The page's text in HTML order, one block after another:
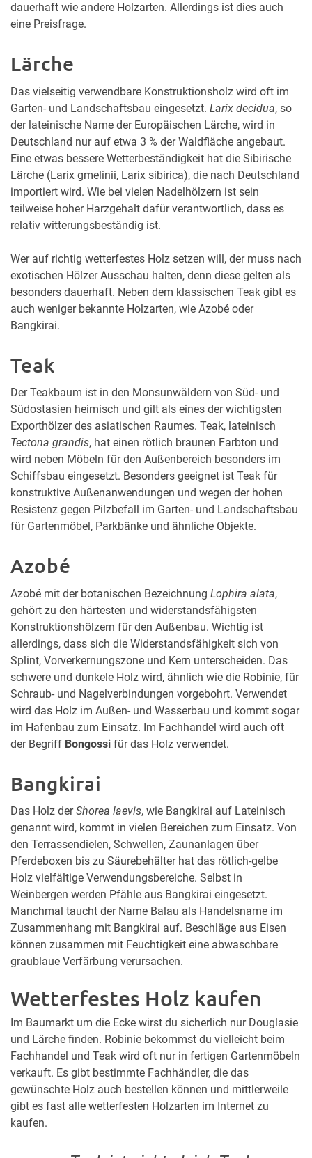
dauerhaft wie andere Holzarten. Allerdings ist dies auch
eine Preisfrage.
Lärche
Das vielseitig verwendbare Konstruktionsholz wird oft im
Garten- und Landschaftsbau eingesetzt. Larix decidua, so
der lateinische Name der Europäischen Lärche, wird in
Deutschland nur auf etwa 3 % der Waldfläche angebaut.
Eine etwas bessere Wetterbeständigkeit hat die Sibirische
Lärche (Larix gmelinii, Larix sibirica), die nach Deutschland
importiert wird. Wie bei vielen Nadelhölzern ist sein
teilweise hoher Harzgehalt dafür verantwortlich, dass es
relativ witterungsbeständig ist.
Wer auf richtig wetterfestes Holz setzen will, der muss nach
exotischen Hölzer Ausschau halten, denn diese gelten als
besonders dauerhaft. Neben dem klassischen Teak gibt es
auch weniger bekannte Holzarten, wie Azobé oder
Bangkirai.
Teak
Der Teakbaum ist in den Monsunwäldern von Süd- und
Südostasien heimisch und gilt als eines der wichtigsten
Exporthölzer des asiatischen Raumes. Teak, lateinisch
Tectona grandis, hat einen rötlich braunen Farbton und
wird neben Möbeln für den Außenbereich besonders im
Schiffsbau eingesetzt. Besonders geeignet ist Teak für
konstruktive Außenanwendungen und wegen der hohen
Resistenz gegen Pilzbefall im Garten- und Landschaftsbau
für Gartenmöbel, Parkbänke und ähnliche Objekte.
Azobé
Azobé mit der botanischen Bezeichnung Lophira alata,
gehört zu den härtesten und widerstandsfähigsten
Konstruktionshölzern für den Außenbau. Wichtig ist
allerdings, dass sich die Widerstandsfähigkeit sich von
Splint, Vorverkernungszone und Kern unterscheiden. Das
schwere und dunkele Holz wird, ähnlich wie die Robinie, für
Schraub- und Nagelverbindungen vorgebohrt. Verwendet
wird das Holz im Außen- und Wasserbau und kommt sogar
im Hafenbau zum Einsatz. Im Fachhandel wird auch oft
der Begriff Bongossi für das Holz verwendet.
Bangkirai
Das Holz derShorea laevis, wie Bangkirai auf Lateinisch
genannt wird, kommt in vielen Bereichen zum Einsatz. Von
den Terrassendielen, Schwellen, Zaunanlagen über
Pferdeboxen bis zu Säurebehälter hat das rötlich-gelbe
Holz vielfältige Verwendungsbereiche. Selbst in
Weinbergen werden Pfähle aus Bangkirai eingesetzt.
Manchmal taucht der Name Balau als Handelsname im
Zusammenhang mit Bangkirai auf. Beschläge aus Eisen
können zusammen mit Feuchtigkeit eine abwaschbare
graublaue Verfärbung verursachen.
Wetterfestes Holz kaufen
Im Baumarkt um die Ecke wirst du sicherlich nur Douglasie
und Lärche finden. Robinie bekommst du vielleicht beim
Fachhandel und Teak wird oft nur in fertigen Gartenmöbeln
verkauft. Es gibt bestimmte Fachhändler, die das
gewünschte Holz auch bestellen können und mittlerweile
gibt es fast alle wetterfesten Holzarten im Internet zu
kaufen.